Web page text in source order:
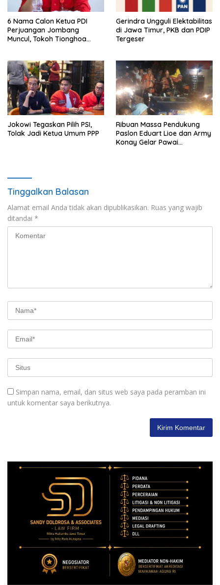
6 Nama Calon Ketua PDI
Perjuangan Jombang
Muncul, Tokoh Tionghoa
Gerindra Ungguli Elektabilitas
di Jawa Timur, PKB dan PDIP
Tergeser
Jokowi Tegaskan Pilih PSI,
Tolak Jadi Ketua Umum PPP
Ribuan Massa Pendukung
Paslon Eduart Lioe dan Army
Konay Gelar Pawai
Tinggalkan Balasan
Alamat email Anda tidak akan dipublikasikan. Ruas yang wajib
ditandai *
Simpan nama, email, dan situs web saya pada peramban ini
untuk komentar saya berikutnya.